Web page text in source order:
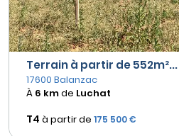
Terrain à partir de 552m²...
17600 Balanzac
À 6 kmde Luchat
T4 à partir de 175 500 €